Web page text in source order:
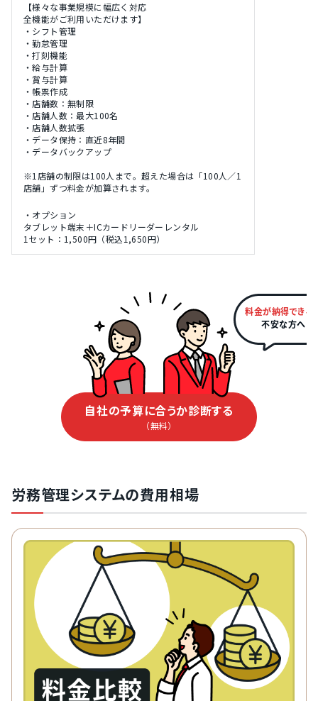
【様々な事業規模に幅広く対応
全機能がご利用いただけます】
・シフト管理
・勤怠管理
・打刻機能
・給与計算
・賞与計算
・帳票作成
・店舗数：無制限
・店舗人数：最大100名
・店舗人数拡張
・データ保持：直近8年間
・データバックアップ
※1店舗の制限は100人まで。超えた場合は「100人／1
店舗」ずつ料金が加算されます。
・オプション
タブレット端末＋ICカードリーダーレンタル
1セット：1,500円（税込1,650円）
料金が納得できる
不安な方へ
自社の予算に合うか診断する
（無料）
労務管理システムの費用相場